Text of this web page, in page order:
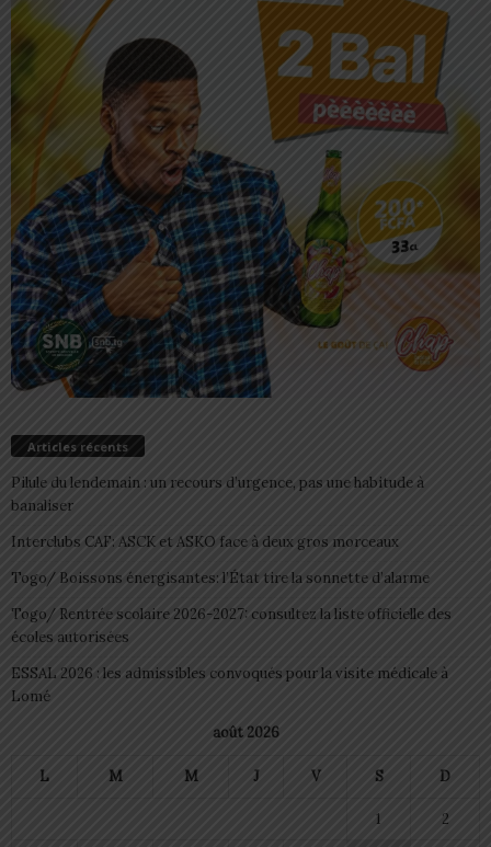
Articles récents
Pilule du lendemain : un recours d’urgence, pas une habitude à
banaliser
Interclubs CAF: ASCK et ASKO face à deux gros morceaux
Togo/ Boissons énergisantes: l’État tire la sonnette d’alarme
Togo/ Rentrée scolaire 2026-2027: consultez la liste officielle des
écoles autorisées
ESSAL 2026 : les admissibles convoqués pour la visite médicale à
Lomé
août 2026
L M M J V S D
1 2